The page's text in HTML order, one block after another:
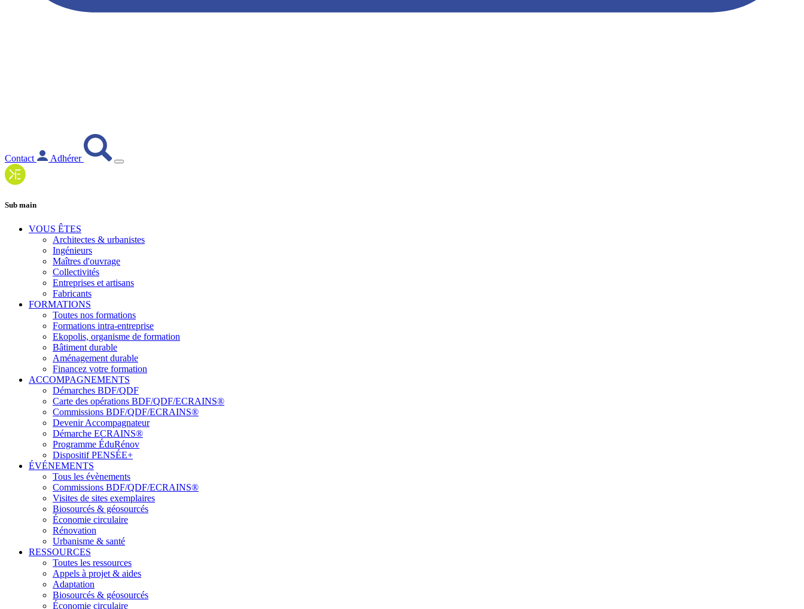
Contact Adhérer
Sub main
VOUS ÊTES
Architectes & urbanistes
Ingénieurs
Maîtres d'ouvrage
Collectivités
Entreprises et artisans
Fabricants
FORMATIONS
Toutes nos formations
Formations intra-entreprise
Ekopolis, organisme de formation
Bâtiment durable
Aménagement durable
Financez votre formation
ACCOMPAGNEMENTS
Démarches BDF/QDF
Carte des opérations BDF/QDF/ECRAINS®
Commissions BDF/QDF/ECRAINS®
Devenir Accompagnateur
Démarche ECRAINS®
Programme ÉduRénov
Dispositif PENSÉE+
ÉVÉNEMENTS
Tous les évènements
Commissions BDF/QDF/ECRAINS®
Visites de sites exemplaires
Biosourcés & géosourcés
Économie circulaire
Rénovation
Urbanisme & santé
RESSOURCES
Toutes les ressources
Appels à projet & aides
Adaptation
Biosourcés & géosourcés
Économie circulaire